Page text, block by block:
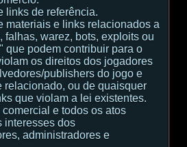
links de referência.
materiais e links relacionados a
falhas, warez, bots, exploits ou
que podem contribuir para o
os direitos dos jogadores
publishers do jogo e
relacionado, ou de quaisquer
que violam a lei existentes.
e todos os atos
interesses dos
administradores e